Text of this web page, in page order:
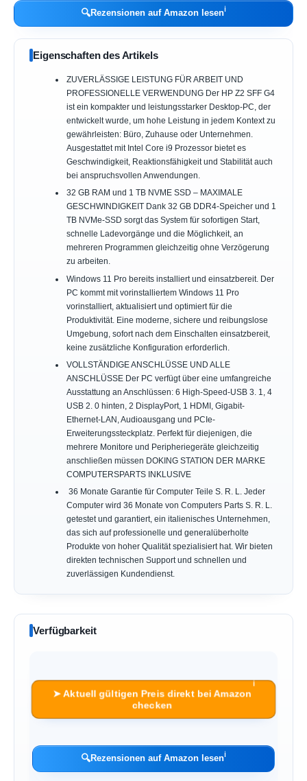
🔍Rezensionen auf Amazon lesenℹ︎
Eigenschaften des Artikels
ZUVERLÄSSIGE LEISTUNG FÜR ARBEIT UND
PROFESSIONELLE VERWENDUNG Der HP Z2 SFF G4
ist ein kompakter und leistungsstarker Desktop-PC, der
entwickelt wurde, um hohe Leistung in jedem Kontext zu
gewährleisten: Büro, Zuhause oder Unternehmen.
Ausgestattet mit Intel Core i9 Prozessor bietet es
Geschwindigkeit, Reaktionsfähigkeit und Stabilität auch
bei anspruchsvollen Anwendungen.
32 GB RAM und 1 TB NVME SSD – MAXIMALE
GESCHWINDIGKEIT Dank 32 GB DDR4-Speicher und 1
TB NVMe-SSD sorgt das System für sofortigen Start,
schnelle Ladevorgänge und die Möglichkeit, an
mehreren Programmen gleichzeitig ohne Verzögerung
zu arbeiten.
Windows 11 Pro bereits installiert und einsatzbereit. Der
PC kommt mit vorinstalliertem Windows 11 Pro
vorinstalliert, aktualisiert und optimiert für die
Produktivität. Eine moderne, sichere und reibungslose
Umgebung, sofort nach dem Einschalten einsatzbereit,
keine zusätzliche Konfiguration erforderlich.
VOLLSTÄNDIGE ANSCHLÜSSE UND ALLE
ANSCHLÜSSE Der PC verfügt über eine umfangreiche
Ausstattung an Anschlüssen: 6 High-Speed-USB 3. 1, 4
USB 2. 0 hinten, 2 DisplayPort, 1 HDMI, Gigabit-
Ethernet-LAN, Audioausgang und PCIe-
Erweiterungssteckplatz. Perfekt für diejenigen, die
mehrere Monitore und Peripheriegeräte gleichzeitig
anschließen müssen DOKING STATION DER MARKE
COMPUTERSPARTS INKLUSIVE
️ 36 Monate Garantie für Computer Teile S. R. L. Jeder
Computer wird 36 Monate von Computers Parts S. R. L.
getestet und garantiert, ein italienisches Unternehmen,
das sich auf professionelle und generalüberholte
Produkte von hoher Qualität spezialisiert hat. Wir bieten
direkten technischen Support und schnellen und
zuverlässigen Kundendienst.
Verfügbarkeit
➤ Aktuell gültigen Preis direkt bei Amazon
checken
ℹ︎
🔍Rezensionen auf Amazon lesenℹ︎